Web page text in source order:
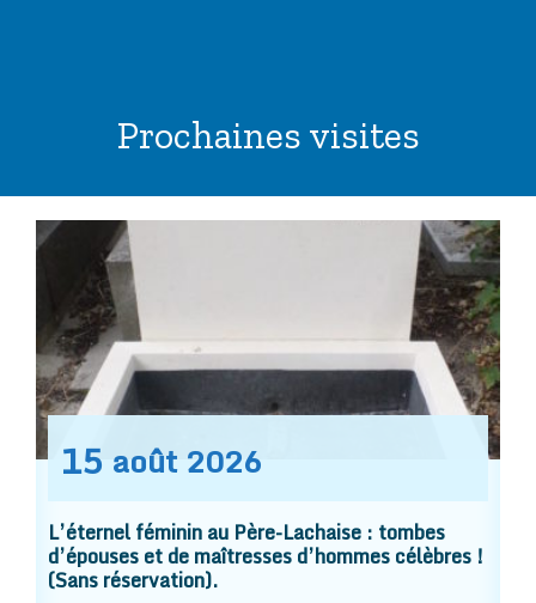
Prochaines visites
15 août 2026
L’éternel féminin au Père-Lachaise : tombes
d’épouses et de maîtresses d’hommes célèbres !
(Sans réservation).